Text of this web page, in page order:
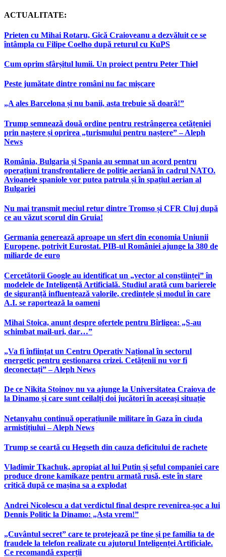
ACTUALITATE:
Prieten cu Mihai Rotaru, Gică Craioveanu a dezvăluit ce se
întâmpla cu Filipe Coelho după returul cu KuPS
Cum oprim sfârșitul lumii. Un proiect pentru Peter Thiel
Peste jumătate dintre români nu fac mișcare
„A ales Barcelona și nu banii, asta trebuie să doară!”
Trump semnează două ordine pentru restrângerea cetățeniei
prin naștere și oprirea „turismului pentru naștere” – Aleph
News
România, Bulgaria și Spania au semnat un acord pentru
operațiuni transfrontaliere de poliție aeriană în cadrul NATO.
Avioanele spaniole vor putea patrula și în spațiul aerian al
Bulgariei
Nu mai transmit meciul retur dintre Tromso și CFR Cluj după
ce au văzut scorul din Gruia!
Germania generează aproape un sfert din economia Uniunii
Europene, potrivit Eurostat. PIB-ul României ajunge la 380 de
miliarde de euro
Cercetătorii Google au identificat un „vector al conștiinței” în
modelele de Inteligență Artificială. Studiul arată cum barierele
de siguranță influențează valorile, credințele și modul în care
A.I. se raportează la oameni
Mihai Stoica, anunț despre ofertele pentru Bîrligea: „S-au
schimbat mail-uri, dar…”
„Va fi înființat un Centru Operativ Național în sectorul
energetic pentru gestionarea crizei. Cetățenii nu vor fi
deconectați” – Aleph News
De ce Nikita Stoinov nu va ajunge la Universitatea Craiova de
la Dinamo și care sunt ceilalți doi jucători în aceeași situație
Netanyahu continuă operațiunile militare în Gaza în ciuda
armistițiului – Aleph News
Trump se ceartă cu Hegseth din cauza deficitului de rachete
Vladimir Tkachuk, apropiat al lui Putin și șeful companiei care
produce drone kamikaze pentru armată rusă, este în stare
critică după ce mașina sa a explodat
Andrei Nicolescu a dat verdictul final despre revenirea-șoc a lui
Dennis Politic la Dinamo: „Asta vrem!”
„Cuvântul secret” care te protejează pe tine și pe familia ta de
fraudele la telefon realizate cu ajutorul Inteligenței Artificiale.
Ce recomandă experții